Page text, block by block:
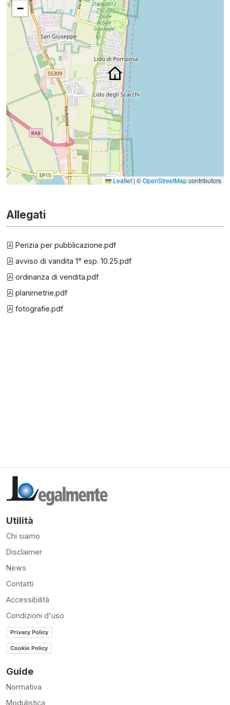
−
Leaflet | ©OpenStreetMapcontributors
Allegati
Perizia per pubblicazione.pdf
avviso di vandita 1° esp. 10.25.pdf
ordinanza di vendita.pdf
planimetrie.pdf
fotografie.pdf
Utilità
Chi siamo
Disclaimer
News
Contatti
Accessibilità
Condizioni d'uso
Privacy Policy
Cookie Policy
Guide
Normativa
Modulistica